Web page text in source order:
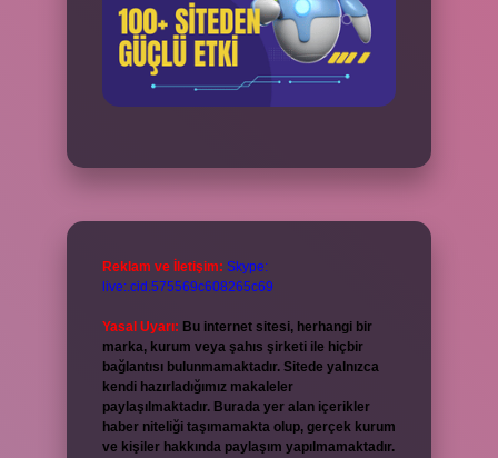
Reklam ve İletişim: Skype:
live:.cid.575569c608265c69
Yasal Uyarı: Bu internet sitesi, herhangi bir
marka, kurum veya şahıs şirketi ile hiçbir
bağlantısı bulunmamaktadır. Sitede yalnızca
kendi hazırladığımız makaleler
paylaşılmaktadır. Burada yer alan içerikler
haber niteliği taşımamakta olup, gerçek kurum
ve kişiler hakkında paylaşım yapılmamaktadır.